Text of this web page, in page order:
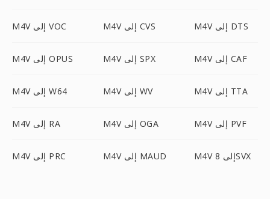
M4V إلى VOC M4V إلى CVS M4V إلى DTS
M4V إلى OPUS M4V إلى SPX M4V إلى CAF
M4V إلى W64 M4V إلى WV M4V إلى TTA
M4V إلى RA M4V إلى OGA M4V إلى PVF
M4V إلى PRC M4V إلى MAUD M4V إلى 8SVX